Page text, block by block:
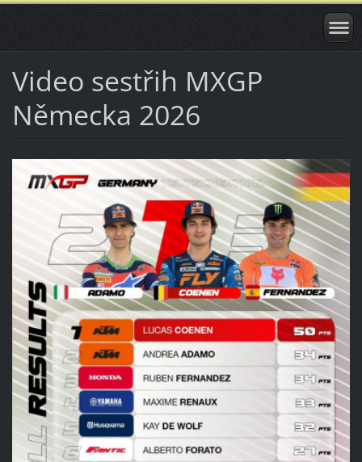
Video sestřih MXGP
Německa 2026